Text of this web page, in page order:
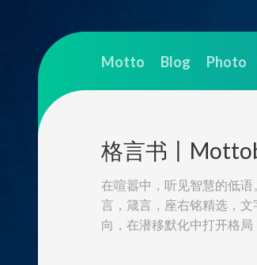
content
Motto Blog Photo
格言书丨
在喧嚣中，听见智慧的低
言，箴言，座右铭精选，
向，在潜移默化中打开格局